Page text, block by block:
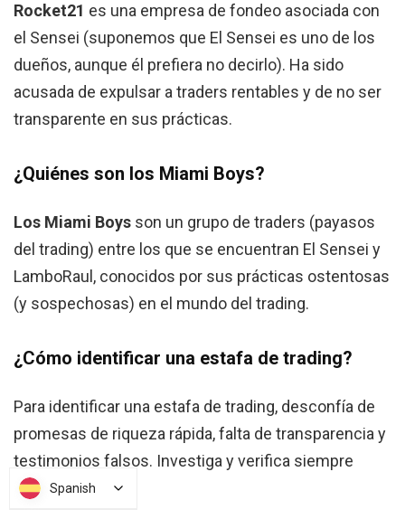
Rocket21 es una empresa de fondeo asociada con
el Sensei (suponemos que El Sensei es uno de los
dueños, aunque él prefiera no decirlo). Ha sido
acusada de expulsar a traders rentables y de no ser
transparente en sus prácticas.
¿Quiénes son los Miami Boys?
Los Miami Boys son un grupo de traders (payasos
del trading) entre los que se encuentran El Sensei y
LamboRaul, conocidos por sus prácticas ostentosas
(y sospechosas) en el mundo del trading.
¿Cómo identificar una estafa de trading?
Para identificar una estafa de trading, desconfía de
promesas de riqueza rápida, falta de transparencia y
testimonios falsos. Investiga y verifica siempre
antes de invertir.
Spanish
Spanish